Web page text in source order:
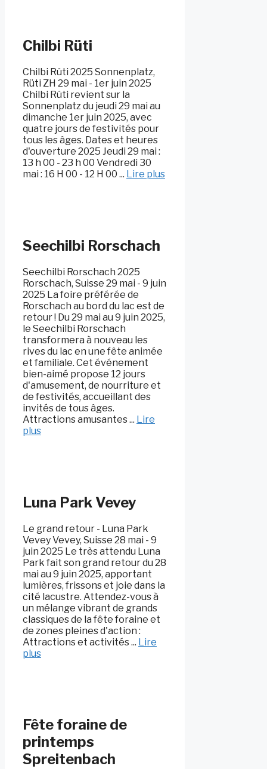
Chilbi Rüti
Chilbi Rüti 2025 Sonnenplatz,
Rüti ZH 29 mai - 1er juin 2025
Chilbi Rüti revient sur la
Sonnenplatz du jeudi 29 mai au
dimanche 1er juin 2025, avec
quatre jours de festivités pour
tous les âges. Dates et heures
d'ouverture 2025 Jeudi 29 mai :
13 h 00 - 23 h 00 Vendredi 30
mai : 16 H 00 - 12 H 00 ... Lire plus
Seechilbi Rorschach
Seechilbi Rorschach 2025
Rorschach, Suisse 29 mai - 9 juin
2025 La foire préférée de
Rorschach au bord du lac est de
retour ! Du 29 mai au 9 juin 2025,
le Seechilbi Rorschach
transformera à nouveau les
rives du lac en une fête animée
et familiale. Cet événement
bien-aimé propose 12 jours
d'amusement, de nourriture et
de festivités, accueillant des
invités de tous âges.
Attractions amusantes ... Lire
plus
Luna Park Vevey
Le grand retour - Luna Park
Vevey Vevey, Suisse 28 mai - 9
juin 2025 Le très attendu Luna
Park fait son grand retour du 28
mai au 9 juin 2025, apportant
lumières, frissons et joie dans la
cité lacustre. Attendez-vous à
un mélange vibrant de grands
classiques de la fête foraine et
de zones pleines d'action :
Attractions et activités ... Lire
plus
Fête foraine de
printemps
Spreitenbach